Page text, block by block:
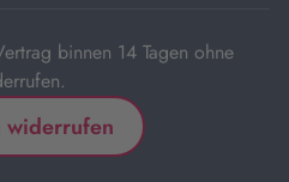
binnen 14 Tagen ohne
widerrufen